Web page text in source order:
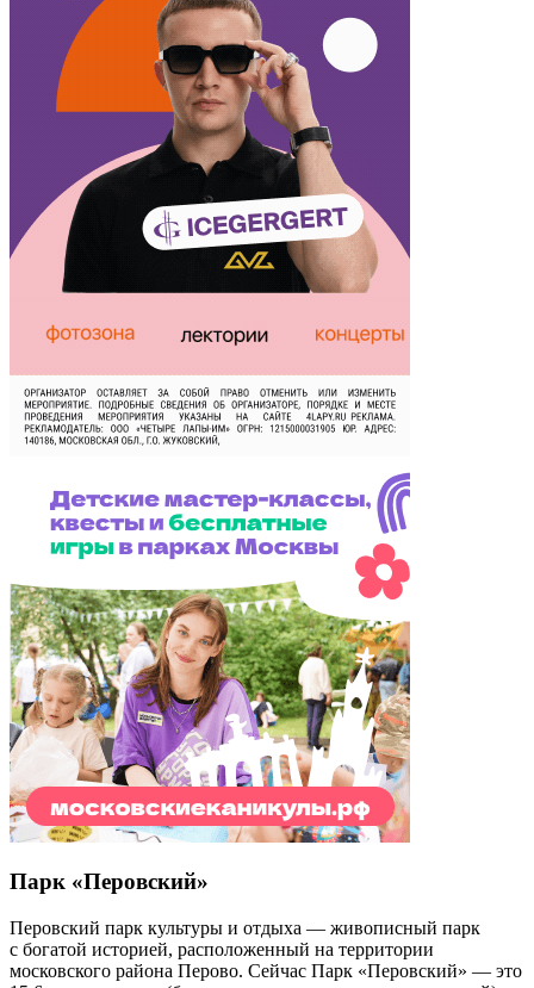
Парк «Перовский»
Перовский парк культуры и отдыха — живописный парк
с богатой историей, расположенный на территории
московского района Перово. Сейчас Парк «Перовский» — это